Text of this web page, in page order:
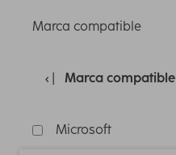
Marca compatible
Marca compatible
Microsoft